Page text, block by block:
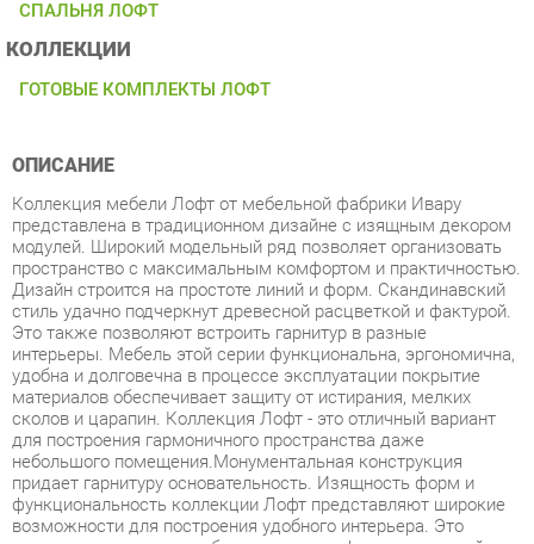
ГОТОВЫЕ КОМПЛЕКТЫ ЛОФТ
ОПИСАНИЕ
модулей. Широкий модельный ряд позволяет организовать
пространство с максимальным комфортом и практичностью.
Дизайн строится на простоте линий и форм. Скандинавский
стиль удачно подчеркнут древесной расцветкой и фактурой.
Это также позволяют встроить гарнитур в разные
интерьеры. Мебель этой серии функциональна, эргономична,
удобна и долговечна в процессе эксплуатации покрытие
материалов обеспечивает защиту от истирания, мелких
сколов и царапин. Коллекция Лофт - это отличный вариант
для построения гармоничного пространства даже
небольшого помещения.Монументальная конструкция
придает гарнитуру основательность. Изящность форм и
функциональность коллекции Лофт представляют широкие
возможности для построения удобного интерьера. Это
отличное решение для обеспечения комфортных условий.
Серия мебели Лофт позволяет оптимизировать пространство
без ущерба для функциональности и удобства. Светлая и
гармоничная комната привнесет атмосферу уюта и комфорта